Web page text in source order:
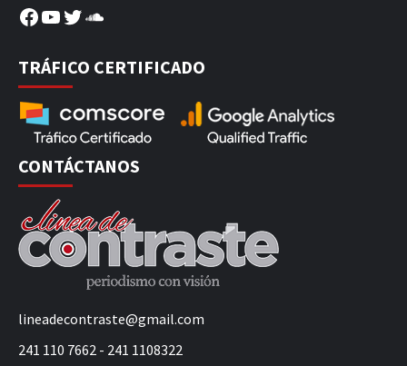
Facebook
YouTube
Twitter
SoundCloud
TRÁFICO CERTIFICADO
CONTÁCTANOS
lineadecontraste@gmail.com
241 110 7662 - 241 1108322